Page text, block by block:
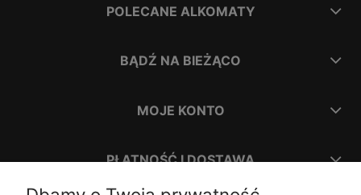
POLECANE ALKOMATY
BĄDŹ NA BIEŻĄCO
MOJE KONTO
PŁATNOŚĆ I DOSTAWA